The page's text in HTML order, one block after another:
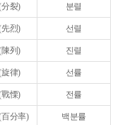
分裂) 분렬
烈) 선렬
陳列) 진렬
律) 선률
戰慄) 전률
分率) 백분률